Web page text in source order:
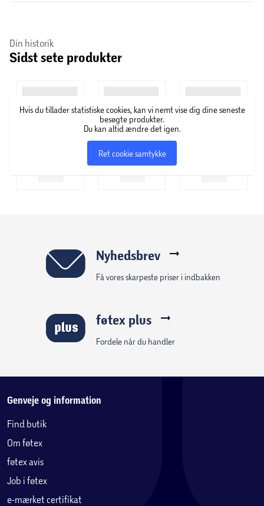
detaljer og rige farver. Multi-HDR-formatet,
inklusive HDR10 og HLG, kombineret med LGs
nemt at nyde dine yndlings Netflix-film, YouTube-
videoer og meget mere. Det nye design og de
Din historik
Sidst sete produkter
Hvis du tillader statistiske cookies, kan vi nemt vise dig dine seneste
besøgte produkter.
Du kan altid ændre det igen.
Ret cookie samtykke
Nyhedsbrev
Få vores skarpeste priser i indbakken
føtex plus
Fordele når du handler
Genveje og information
Find butik
Om føtex
føtex avis
Job i føtex
e-mærket certifikat